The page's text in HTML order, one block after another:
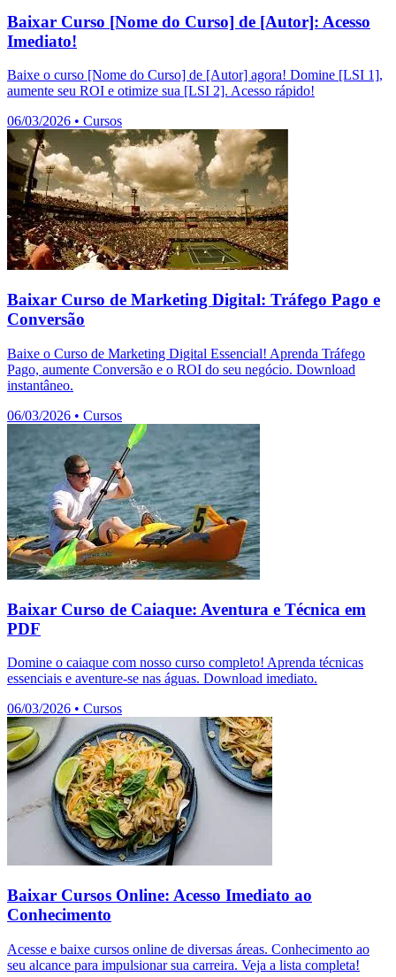
Baixar Curso [Nome do Curso] de [Autor]: Acesso
Imediato!
Baixe o curso [Nome do Curso] de [Autor] agora! Domine [LSI 1],
aumente seu ROI e otimize sua [LSI 2]. Acesso rápido!
06/03/2026 • Cursos
Baixar Curso de Marketing Digital: Tráfego Pago e
Conversão
Baixe o Curso de Marketing Digital Essencial! Aprenda Tráfego
Pago, aumente Conversão e o ROI do seu negócio. Download
instantâneo.
06/03/2026 • Cursos
Baixar Curso de Caiaque: Aventura e Técnica em
PDF
Domine o caiaque com nosso curso completo! Aprenda técnicas
essenciais e aventure-se nas águas. Download imediato.
06/03/2026 • Cursos
Baixar Cursos Online: Acesso Imediato ao
Conhecimento
Acesse e baixe cursos online de diversas áreas. Conhecimento ao
seu alcance para impulsionar sua carreira. Veja a lista completa!